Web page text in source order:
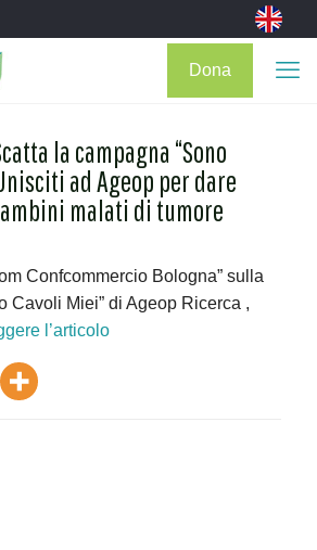
Dona
la campagna “Sono
ad Ageop per dare
malati di tumore
Confcommercio Bologna” sulla
Cavoli Miei” di Ageop Ricerca ,
l’articolo